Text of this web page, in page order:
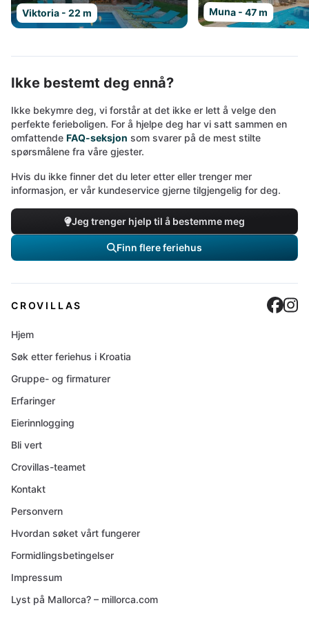
Viktoria - 22 m Muna - 47 m
Ikke bestemt deg ennå?
Ikke bekymre deg, vi forstår at det ikke er lett å velge den
perfekte ferieboligen. For å hjelpe deg har vi satt sammen en
omfattende FAQ-seksjon som svarer på de mest stilte
spørsmålene fra våre gjester.
Hvis du ikke finner det du leter etter eller trenger mer
informasjon, er vår kundeservice gjerne tilgjengelig for deg.
Jeg trenger hjelp til å bestemme meg
Finn flere feriehus
CROVILLAS
Hjem
Søk etter feriehus i Kroatia
Gruppe- og firmaturer
Erfaringer
Eierinnlogging
Bli vert
Crovillas-teamet
Kontakt
Personvern
Hvordan søket vårt fungerer
Formidlingsbetingelser
Impressum
Lyst på Mallorca? – millorca.com